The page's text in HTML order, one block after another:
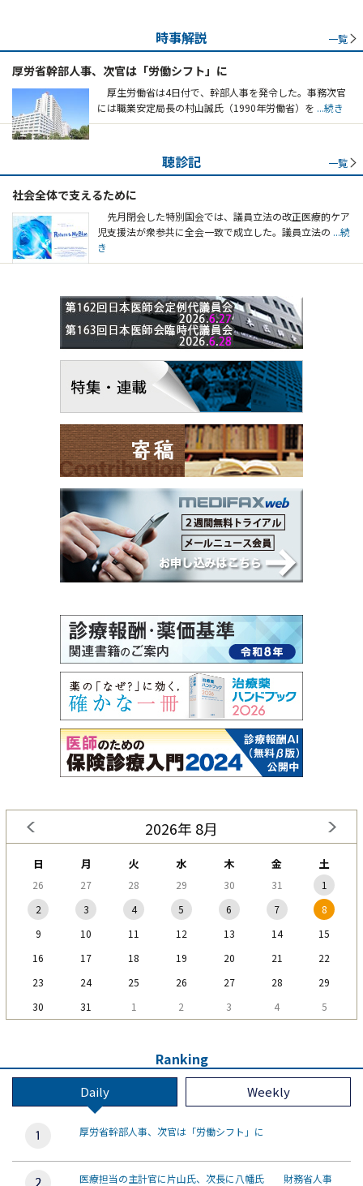
時事解説 一覧
厚労省幹部人事、次官は「労働シフト」に
厚生労働省は4日付で、幹部人事を発令した。事務次官
には職業安定局長の村山誠氏（1990年労働省）を ...続き
聴診記 一覧
社会全体で支えるために
先月閉会した特別国会では、議員立法の改正医療的ケア
児支援法が衆参共に全会一致で成立した。議員立法の ...続
き
2026年 8月
日 月 火 水 木 金 土
26 27 28 29 30 31
1
2
3 4 5 6 7
8
9
10 11 12 13 14
15
16
17 18 19 20 21
22
23
24 25 26 27 28
29
30
31 1 2 3 4 5
Ranking
Daily Weekly
厚労省幹部人事、次官は「労働シフト」に
医療担当の主計官に片山氏、次長に八幡氏 財務省人事